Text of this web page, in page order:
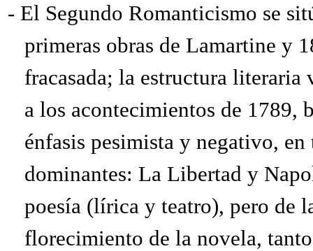
- El Segundo Romanticismo se
primeras obras de Lamartine y
fracasada; la estructura
a los acontecimientos de 1789,
énfasis pesimista y negativo, en
dominantes: La Libertad y
poesía (lírica y teatro), pero de
florecimiento de la novela,